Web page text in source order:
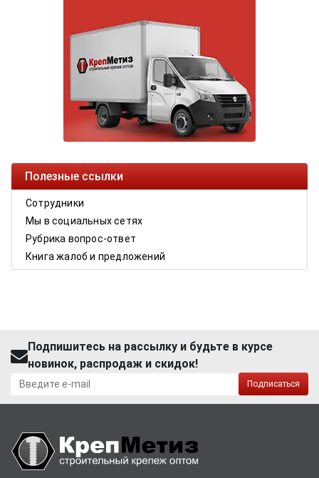
Полезные ссылки
Сотрудники
Мы в социальных сетях
Рубрика вопрос-ответ
Книга жалоб и предложений
Подпишитесь на рассылку и будьте в курсе
новинок, распродаж и скидок!
Подписаться